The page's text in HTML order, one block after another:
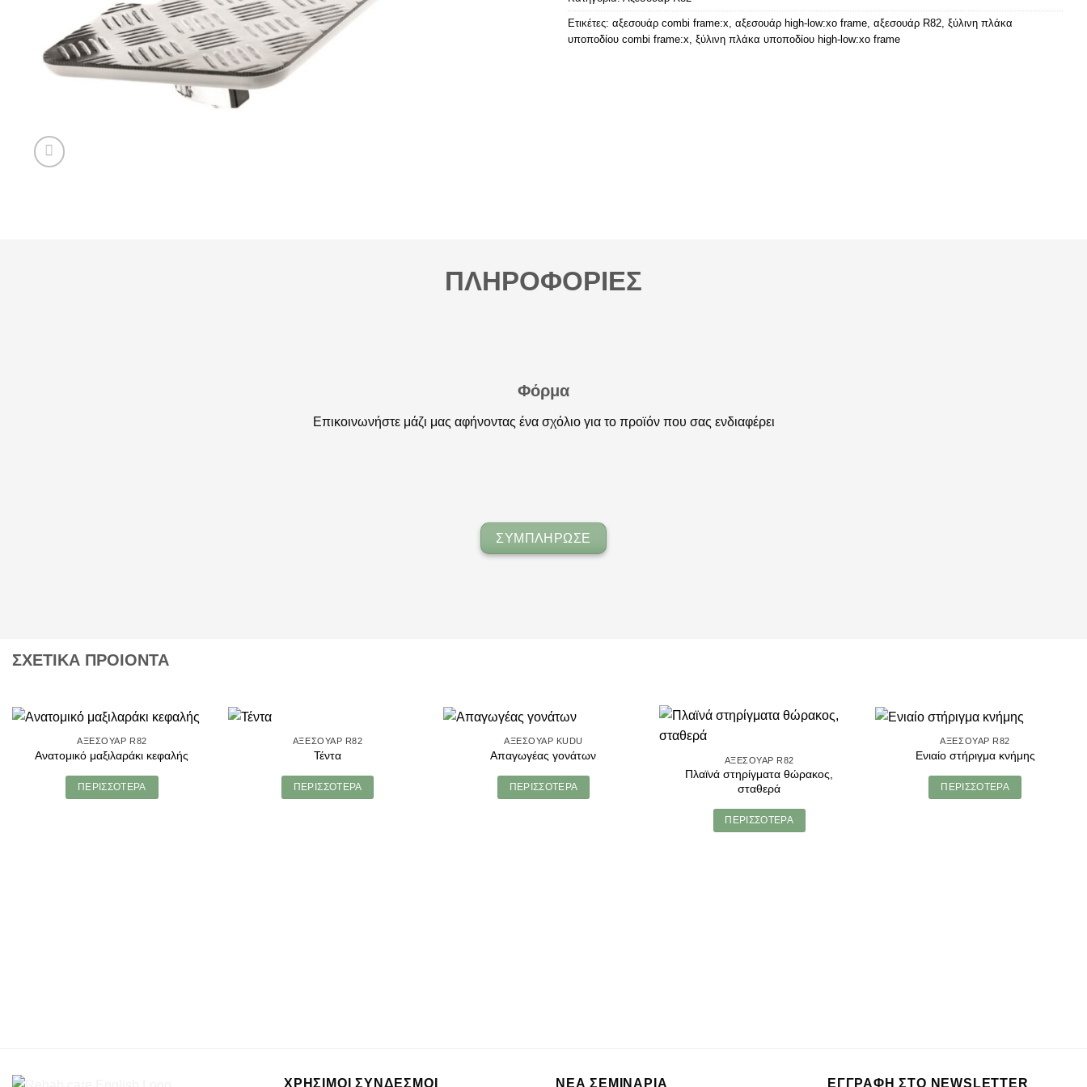
Ετικέτες: αξεσουάρ combi frame:x αξεσουάρ high-low:xo frame αξεσουάρ R82 ξύλινη πλάκα
υποποδίου combi frame:x ξύλινη πλάκα υποποδίου high-low:xo frame
ΠΛΗΡΟΦΟΡΙΕΣ
Φόρμα
Επικοινωνήστε μάζι μας αφήνοντας ένα σχόλιο για το προϊόν που σας ενδιαφέρει
ΣΥΜΠΛΗΡΩΣΕ
ΣΧΕΤΙΚΑ ΠΡΟΙΟΝΤΑ
ΑΞΕΣΟΥΑΡ R82
Ανατομικό μαξιλαράκι κεφαλής
ΠΕΡΙΣΣΟΤΕΡΑ
ΑΞΕΣΟΥΑΡ R82
Τέντα
ΠΕΡΙΣΣΟΤΕΡΑ
ΑΞΕΣΟΥΑΡ KUDU
Απαγωγέας γονάτων
ΠΕΡΙΣΣΟΤΕΡΑ
ΑΞΕΣΟΥΑΡ R82
Πλαϊνά στηρίγματα θώρακος,
σταθερά
ΠΕΡΙΣΣΟΤΕΡΑ
ΑΞΕΣΟΥΑΡ R82
Ενιαίο στήριγμα κνήμης
ΠΕΡΙΣΣΟΤΕΡΑ
ΧΡΗΣΙΜΟΙ ΣΥΝΔΕΣΜΟΙ ΝΕΑ ΣΕΜΙΝΑΡΙΑ ΕΓΓΡΑΦΗ ΣΤΟ NEWSLETTER